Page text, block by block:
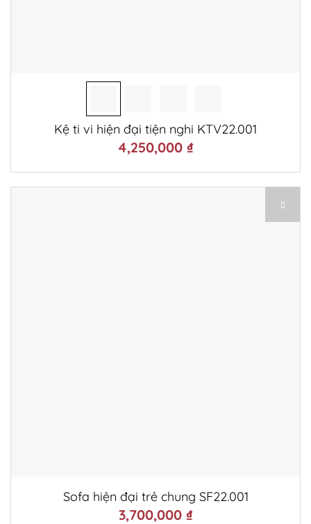
Kệ ti vi hiện đại tiện nghi KTV22.001
4,250,000 ₫
Sofa hiện đại trẻ chung SF22.001
3,700,000 ₫